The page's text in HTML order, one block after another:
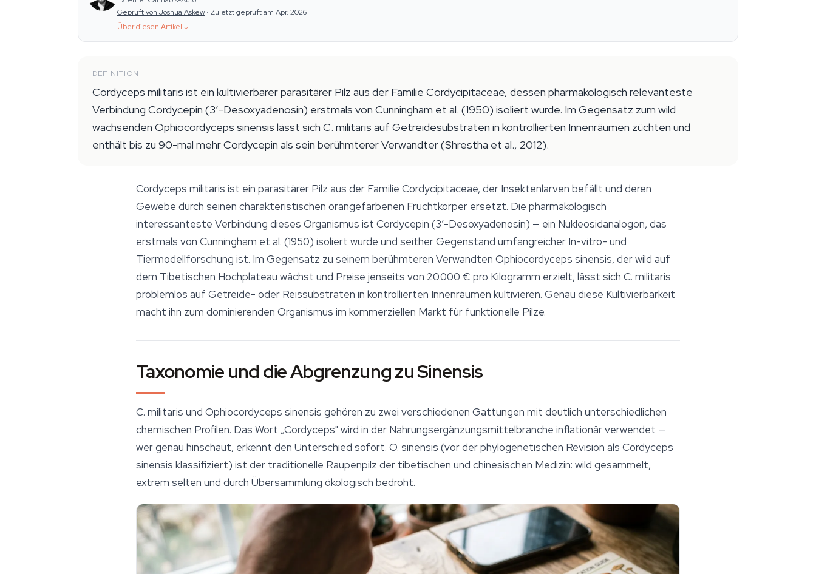
Geprüft von Joshua Askew · Zuletzt geprüft am Apr. 2026
Über diesen Artikel ↓
DEFINITION
Cordyceps militaris ist ein kultivierbarer parasitärer Pilz aus der Familie Cordycipitaceae, dessen pharmakologisch relevanteste
Verbindung Cordycepin (3′-Desoxyadenosin) erstmals von Cunningham et al. (1950) isoliert wurde. Im Gegensatz zum wild
wachsenden Ophiocordyceps sinensis lässt sich C. militaris auf Getreidesubstraten in kontrollierten Innenräumen züchten und
enthält bis zu 90-mal mehr Cordycepin als sein berühmterer Verwandter (Shrestha et al., 2012).
Cordyceps militaris ist ein parasitärer Pilz aus der Familie Cordycipitaceae, der Insektenlarven befällt und deren
Gewebe durch seinen charakteristischen orangefarbenen Fruchtkörper ersetzt. Die pharmakologisch
interessanteste Verbindung dieses Organismus ist Cordycepin (3′-Desoxyadenosin) — ein Nukleosidanalogon, das
erstmals von Cunningham et al. (1950) isoliert wurde und seither Gegenstand umfangreicher In-vitro- und
Tiermodellforschung ist. Im Gegensatz zu seinem berühmteren Verwandten Ophiocordyceps sinensis, der wild auf
dem Tibetischen Hochplateau wächst und Preise jenseits von 20.000 € pro Kilogramm erzielt, lässt sich C. militaris
problemlos auf Getreide- oder Reissubstraten in kontrollierten Innenräumen kultivieren. Genau diese Kultivierbarkeit
macht ihn zum dominierenden Organismus im kommerziellen Markt für funktionelle Pilze.
Taxonomie und die Abgrenzung zu Sinensis
C. militaris und Ophiocordyceps sinensis gehören zu zwei verschiedenen Gattungen mit deutlich unterschiedlichen
chemischen Profilen. Das Wort „Cordyceps" wird in der Nahrungsergänzungsmittelbranche inflationär verwendet —
wer genau hinschaut, erkennt den Unterschied sofort. O. sinensis (vor der phylogenetischen Revision als Cordyceps
sinensis klassifiziert) ist der traditionelle Raupenpilz der tibetischen und chinesischen Medizin: wild gesammelt,
extrem selten und durch Übersammlung ökologisch bedroht.